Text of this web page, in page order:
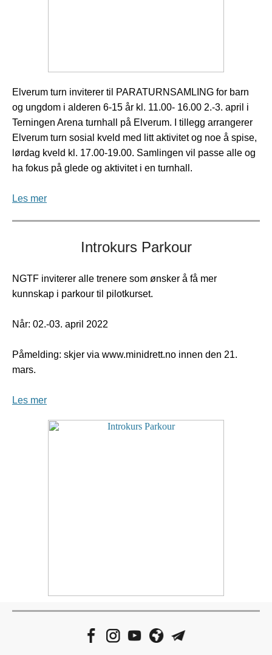
Elverum turn inviterer til PARATURNSAMLING for barn
og ungdom i alderen 6-15 år kl. 11.00- 16.00 2.-3. april i
Terningen Arena turnhall på Elverum. I tillegg arrangerer
Elverum turn sosial kveld med litt aktivitet og noe å spise,
lørdag kveld kl. 17.00-19.00. Samlingen vil passe alle og
ha fokus på glede og aktivitet i en turnhall.
Les mer
Introkurs Parkour
NGTF inviterer alle trenere som ønsker å få mer
kunnskap i parkour til pilotkurset.
Når: 02.-03. april 2022
Påmelding: skjer via www.minidrett.no innen den 21.
mars.
Les mer